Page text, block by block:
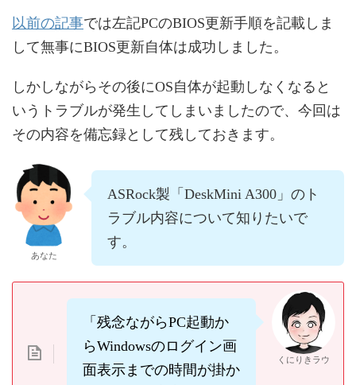
以前の記事では左記PCのBIOS更新手順を記載しま
して無事にBIOS更新自体は成功しました。
しかしながらその後にOS自体が起動しなくなると
いうトラブルが発生してしまいましたので、今回は
その内容を備忘録として残しておきます。
あなた
ASRock製「DeskMini A300」のト
ラブル内容について知りたいで
す。
「残念ながらPC起動か
らWindowsのログイン画
面表示までの時間が掛か
くにりきラウ